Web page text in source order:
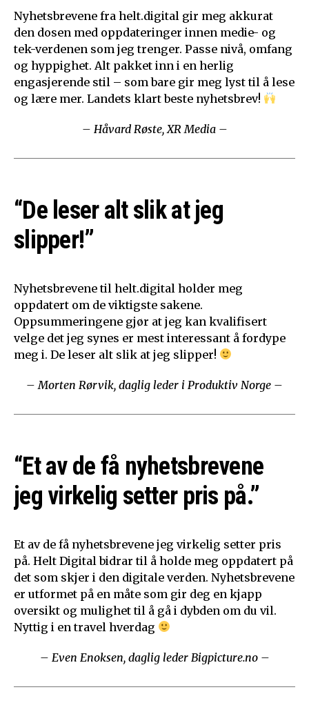
Nyhetsbrevene fra helt.digital gir meg akkurat
den dosen med oppdateringer innen medie- og
tek-verdenen som jeg trenger. Passe nivå, omfang
og hyppighet. Alt pakket inn i en herlig
engasjerende stil – som bare gir meg lyst til å lese
og lære mer. Landets klart beste nyhetsbrev!
– Håvard Røste, XR Media –
“De leser alt slik at jeg
slipper!”
Nyhetsbrevene til helt.digital holder meg
oppdatert om de viktigste sakene.
Oppsummeringene gjør at jeg kan kvalifisert
velge det jeg synes er mest interessant å fordype
meg i. De leser alt slik at jeg slipper!
– Morten Rørvik, daglig leder i Produktiv Norge –
“Et av de få nyhetsbrevene
jeg virkelig setter pris på.”
Et av de få nyhetsbrevene jeg virkelig setter pris
på. Helt Digital bidrar til å holde meg oppdatert på
det som skjer i den digitale verden. Nyhetsbrevene
er utformet på en måte som gir deg en kjapp
oversikt og mulighet til å gå i dybden om du vil.
Nyttig i en travel hverdag
– Even Enoksen, daglig leder Bigpicture.no –